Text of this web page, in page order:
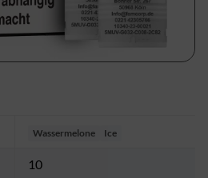
Wassermelone Ice
10